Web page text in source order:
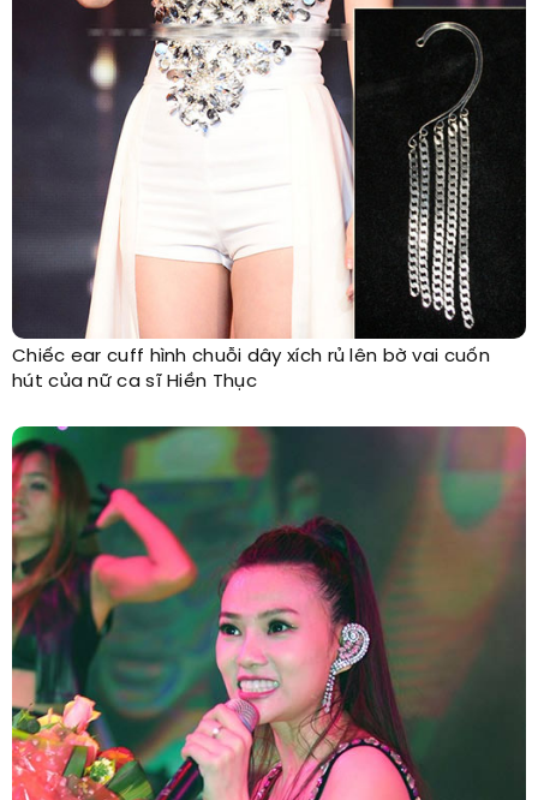
Chiếc ear cuff hình chuỗi dây xích rủ lên bờ vai cuốn
hút của nữ ca sĩ Hiền Thục